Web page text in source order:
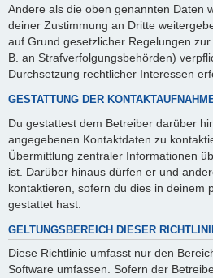
Andere als die oben genannten Daten
deiner Zustimmung an Dritte
auf Grund gesetzlicher Regelungen
B. an Strafverfolgungsbehörden)
Durchsetzung rechtlicher Interessen
GESTATTUNG DER
Du gestattest dem Betreiber darüber
angegebenen Kontaktdaten zu
Übermittlung zentraler Informationen
ist. Darüber hinaus dürfen er und
kontaktieren, sofern du dies in deinem
gestattet hast.
GELTUNGSBEREICH DIESER
Diese Richtlinie umfasst nur den
Software umfassen. Sofern der